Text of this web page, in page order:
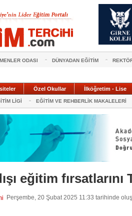
ODASI DÜNYADAN EĞİTİM
Özel Okullar İlköğretim - Lise
LİGİ EĞİTİM VE REHBERLİK MAKALELERİ
eğitim
Perşembe, 20 Şubat 2025 11:33 tarihinde